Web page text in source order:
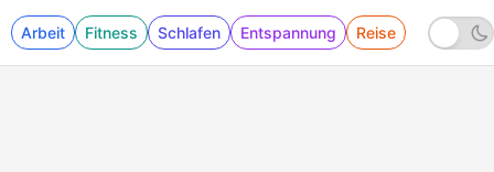
Arbeit Fitness Schlafen Entspannung Reise